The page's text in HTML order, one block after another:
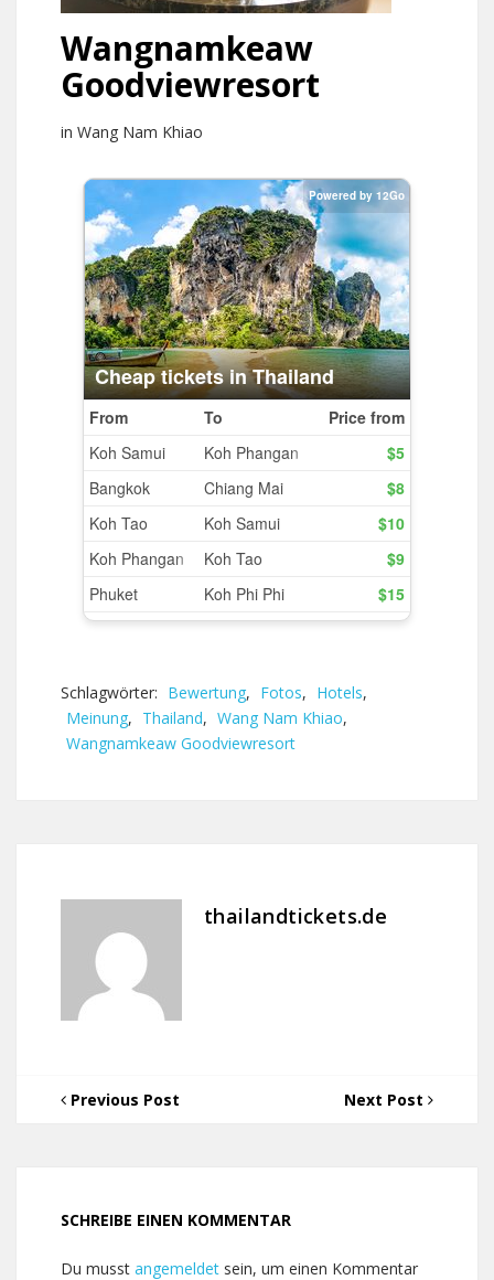
Wangnamkeaw
Goodviewresort
in Wang Nam Khiao
Schlagwörter: Bewertung, Fotos, Hotels,
Meinung, Thailand, Wang Nam Khiao,
Wangnamkeaw Goodviewresort
thailandtickets.de
Previous Post Next Post
SCHREIBE EINEN KOMMENTAR
Du musst angemeldet sein, um einen Kommentar